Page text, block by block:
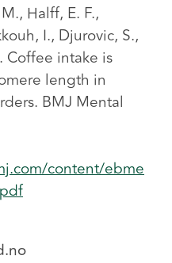
Halff, E. F.,
I., Djurovic, S.,
Coffee intake is
length in
BMJ Mental
content/ebme